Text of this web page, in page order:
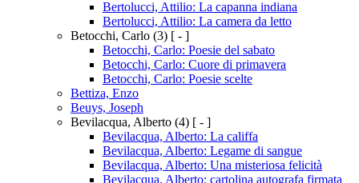
Bertolucci, Attilio: La capanna indiana
Bertolucci, Attilio: La camera da letto
Betocchi, Carlo (3) [ - ]
Betocchi, Carlo: Poesie del sabato
Betocchi, Carlo: Cuore di primavera
Betocchi, Carlo: Poesie scelte
Bettiza, Enzo
Beuys, Joseph
Bevilacqua, Alberto (4) [ - ]
Bevilacqua, Alberto: La califfa
Bevilacqua, Alberto: Legame di sangue
Bevilacqua, Alberto: Una misteriosa felicità
Bevilacqua, Alberto: cartolina autografa firmata